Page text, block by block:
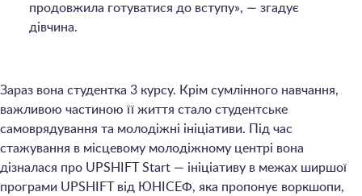
продовжила готуватися до вступу», — згадує
дівчина.
Зараз вона студентка 3 курсу. Крім сумлінного навчання,
важливою частиною її життя стало студентське
самоврядування та молодіжні ініціативи. Під час
стажування в місцевому молодіжному центрі вона
дізналася про UPSHIFT Start — ініціативу в межах ширшої
програми UPSHIFT від ЮНІСЕФ, яка пропонує воркшопи,